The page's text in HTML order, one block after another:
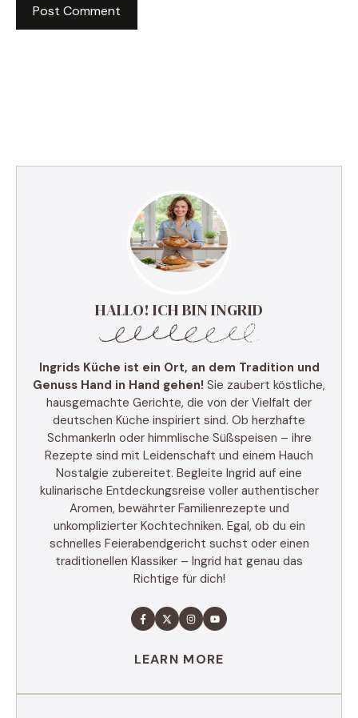
HALLO! ICH BIN INGRID
Ingrids Küche ist ein Ort, an dem Tradition und
Genuss Hand in Hand gehen! Sie zaubert köstliche,
hausgemachte Gerichte, die von der Vielfalt der
deutschen Küche inspiriert sind. Ob herzhafte
Schmankerln oder himmlische Süßspeisen – ihre
Rezepte sind mit Leidenschaft und einem Hauch
Nostalgie zubereitet. Begleite Ingrid auf eine
kulinarische Entdeckungsreise voller authentischer
Aromen, bewährter Familienrezepte und
unkomplizierter Kochtechniken. Egal, ob du ein
schnelles Feierabendgericht suchst oder einen
traditionellen Klassiker – Ingrid hat genau das
Richtige für dich!
LEARN MORE